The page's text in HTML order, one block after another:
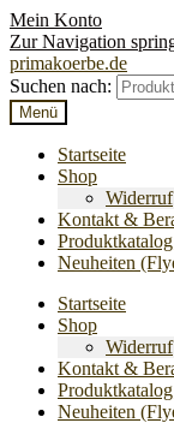
Mein Konto
Zur Navigation
primakoerbe.de
Suchen nach:
Menü
Startseite
Shop
Widerruf
Kontakt &
Neuheiten
Startseite
Shop
Widerruf
Kontakt &
Neuheiten